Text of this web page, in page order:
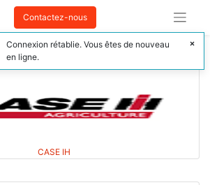
Contactez-nous
les marques tracteurs
CASE IH
Connexion rétablie. Vous êtes de nouveau
en ligne.